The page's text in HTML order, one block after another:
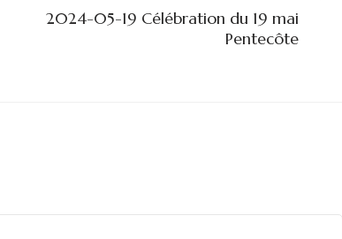
2024-05-19 Célébration du 19 mai
Pentecôte